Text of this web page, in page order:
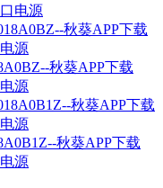
电源
秋葵APP下载
源
秋葵APP下载
源